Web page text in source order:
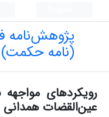
پژوهش‌نامه
(نامه حکمت)
رویکردهای مواجهه
عین‌القضات همدانی